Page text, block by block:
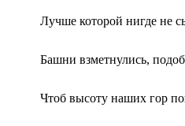
Лучше которой нигде не
Башни взметнулись,
Чтоб высоту наших гор